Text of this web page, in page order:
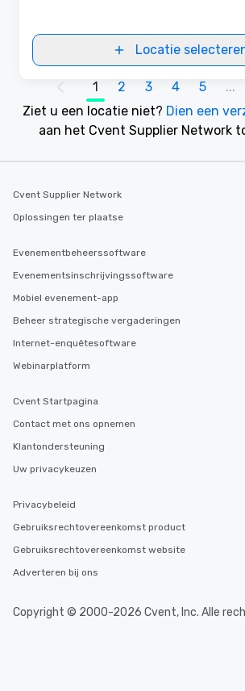
Locatie
1 2 3 4 5 ...
Ziet u een locatie niet? Dien een
aan het Cvent Supplier Network
Cvent Supplier Network
Oplossingen ter plaatse
Evenementbeheerssoftware
Evenementsinschrijvingssoftware
Mobiel evenement-app
Beheer strategische vergaderingen
Internet-enquêtesoftware
Webinarplatform
Cvent Startpagina
Contact met ons opnemen
Klantondersteuning
Uw privacykeuzen
Privacybeleid
Gebruiksrechtovereenkomst product
Gebruiksrechtovereenkomst website
Adverteren bij ons
Copyright © 2000-2026 Cvent, Inc. Alle